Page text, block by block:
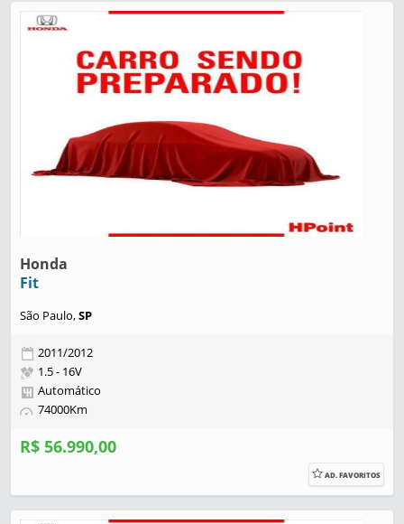
Honda
Fit
São Paulo,SP
2011/2012
1.5 - 16V
Automático
74000Km
R$ 56.990,00
AD. FAVORITOS